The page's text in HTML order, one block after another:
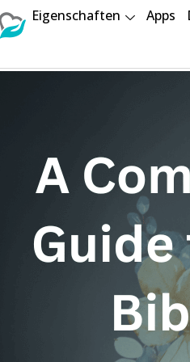
Eigenschaften Apps